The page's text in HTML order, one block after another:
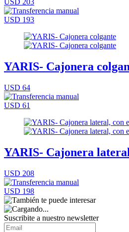
USD 203
USD 193
YARIS- Cajonera
USD 64
USD 61
YARIS- Cajonera
USD 208
USD 198
Suscribite a nuestro newsletter